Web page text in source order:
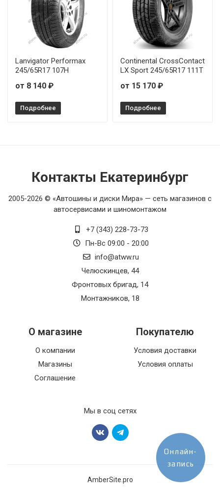
Lanvigator Performax
245/65R17 107H
от 8 140 ₽
Подробнее
Continental CrossContact
LX Sport 245/65R17 111T
от 15 170 ₽
Подробнее
Контакты Екатеринбург
2005-2026 © «Автошины и диски Мира» — сеть магазинов с
автосервисами и шиномонтажом
+7 (343) 228-73-73
Пн-Вс 09:00 - 20:00
info@atww.ru
Челюскинцев, 44
Фронтовых бригад, 14
Монтажников, 18
О магазине
О компании
Магазины
Соглашение
Покупателю
Условия доставки
Условия оплаты
Мы в соц сетях
AmberSite.pro
Онлайн-
запись